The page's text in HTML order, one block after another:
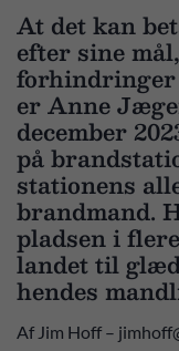
At det kan
efter sine
forhindringer
er Anne
december
på
stationens
brandmand.
pladsen i
landet til
hendes
Af Jim Hoff –